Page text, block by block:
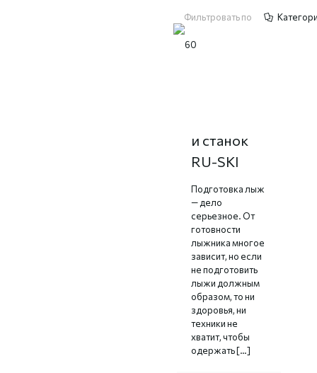
Фильтровать по
и станок
RU-SKI
Подготовка лыж
— дело
серьезное. От
готовности
лыжника многое
зависит, но если
не подготовить
лыжи должным
образом, то ни
здоровья, ни
техники не
хватит, чтобы
одержать[…]